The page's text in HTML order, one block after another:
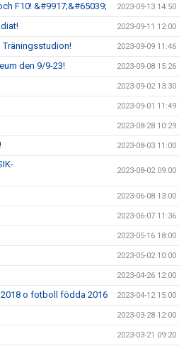
F10! &#9917;&#65039; 2023-09-13 14:50
2023-09-11 12:00
Träningsstudion! 2023-09-09 11:46
den 9/9-23! 2023-09-08 15:26
2023-09-02 13:30
2023-09-01 11:49
2023-08-28 10:29
2023-08-03 11:00
2023-08-02 09:00
2023-06-08 13:00
2023-06-07 11:36
2023-05-16 18:00
2023-05-02 10:00
2023-04-26 12:00
o fotboll födda 2016 2023-04-12 15:00
2023-03-28 12:00
2023-03-21 09:20